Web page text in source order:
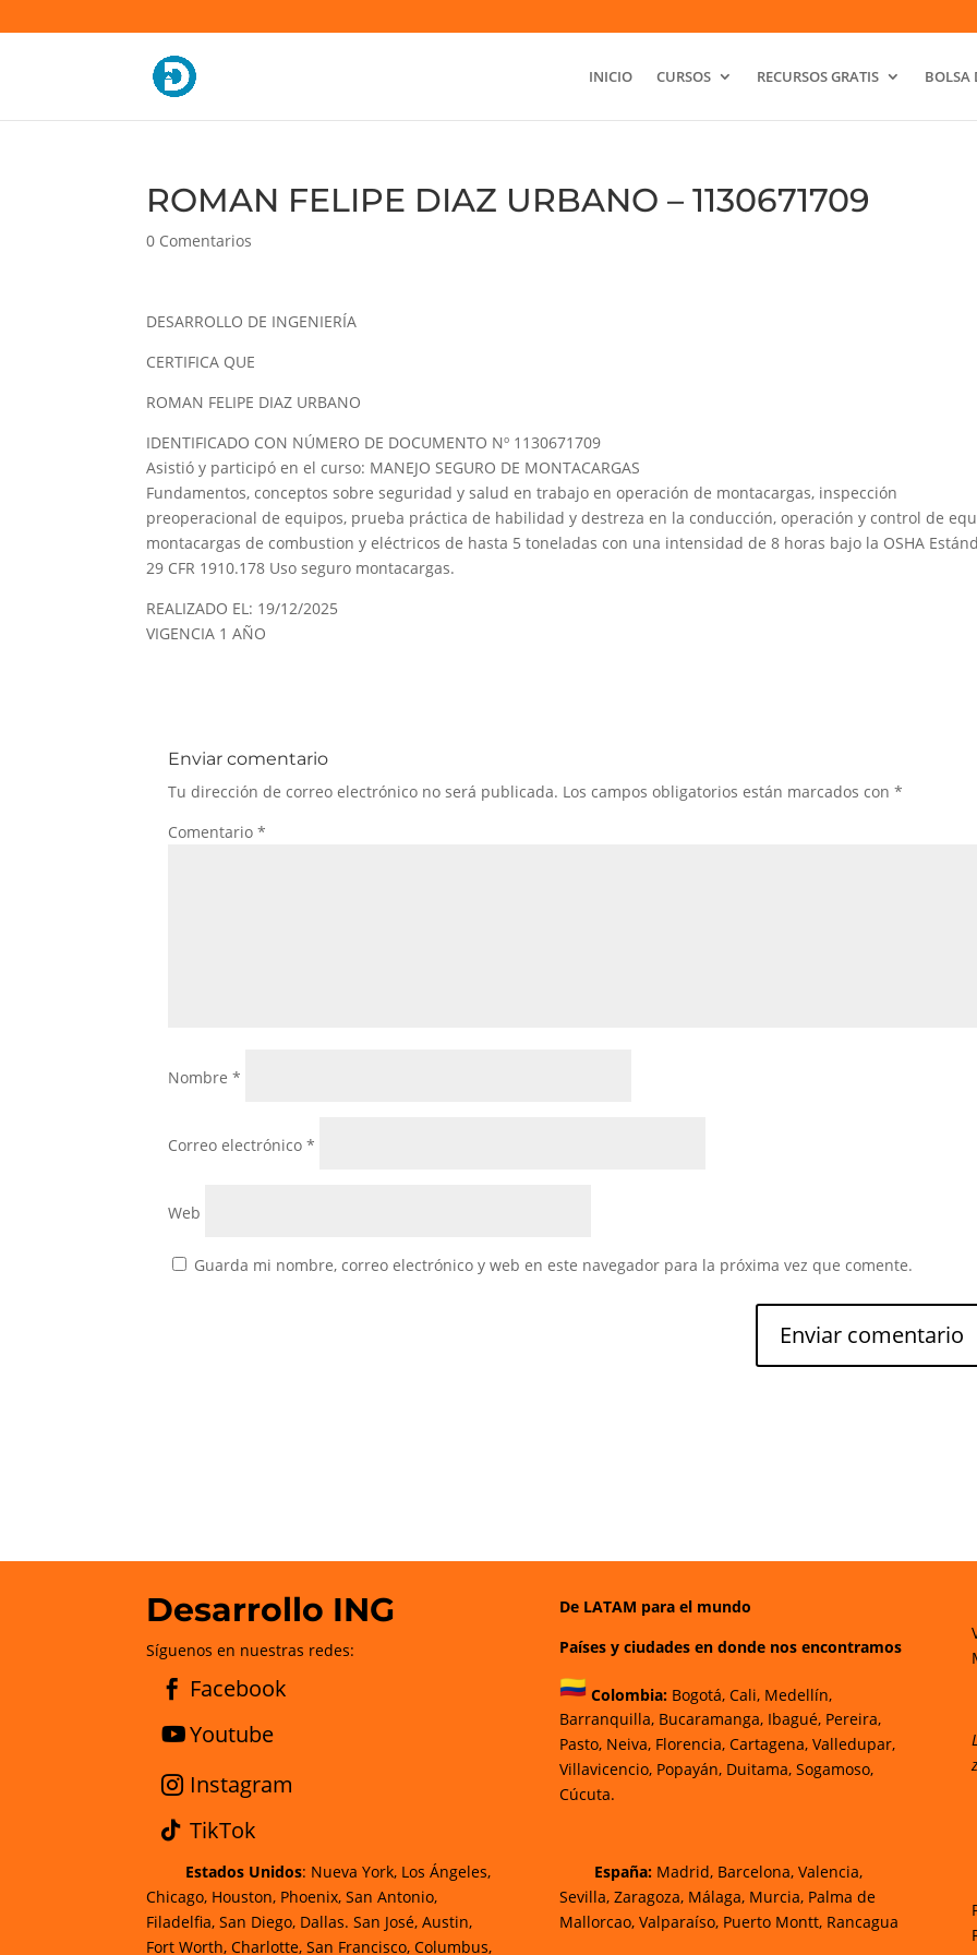
INICIO CURSOS RECURSOS GRATIS BOLSA
ROMAN FELIPE DIAZ URBANO – 1130671709
0 Comentarios
DESARROLLO DE INGENIERÍA
CERTIFICA QUE
ROMAN FELIPE DIAZ URBANO
IDENTIFICADO CON NÚMERO DE DOCUMENTO Nº 1130671709
Asistió y participó en el curso: MANEJO SEGURO DE MONTACARGAS
Fundamentos, conceptos sobre seguridad y salud en trabajo en operación de montacargas, inspección
preoperacional de equipos, prueba práctica de habilidad y destreza en la conducción, operación y control de
montacargas de combustion y eléctricos de hasta 5 toneladas con una intensidad de 8 horas bajo la OSHA
29 CFR 1910.178 Uso seguro montacargas.
REALIZADO EL: 19/12/2025
VIGENCIA 1 AÑO
Enviar comentario
Tu dirección de correo electrónico no será publicada. Los campos obligatorios están marcados con*
Comentario*
Nombre*
Correo electrónico*
Web
Guarda mi nombre, correo electrónico y web en este navegador para la próxima vez que comente.
Desarrollo ING
Síguenos en nuestras redes:
Facebook
Youtube
Instagram
TikTok
De LATAM para el mundo
Países y ciudades en donde nos encontramos
Colombia: Bogotá,Cali, Medellín,
Barranquilla,Bucaramanga,Ibagué,Pereira,
Pasto, Neiva, Florencia, Cartagena, Valledupar,
Villavicencio,Popayán, Duitama, Sogamoso,
Cúcuta.
Estados Unidos: Nueva York, Los Ángeles,
Chicago, Houston, Phoenix, San Antonio,
Filadelfia, San Diego, Dallas. San José, Austin,
Fort Worth, Charlotte, San Francisco, Columbus,
España: Madrid, Barcelona, Valencia,
Sevilla, Zaragoza, Málaga, Murcia, Palma de
Mallorcao, Valparaíso, Puerto Montt, Rancagua